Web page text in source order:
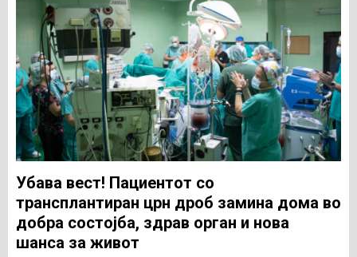
Убава вест! Пациентот со
трансплантиран црн дроб замина дома во
добра состојба, здрав орган и нова
шанса за живот